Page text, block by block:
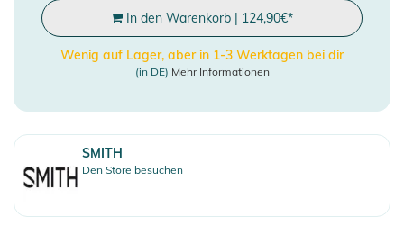
In den Warenkorb | 124,90€*
Wenig auf Lager, aber in 1-3 Werktagen bei dir
(in DE) Mehr Informationen
SMITH
Den Store besuchen